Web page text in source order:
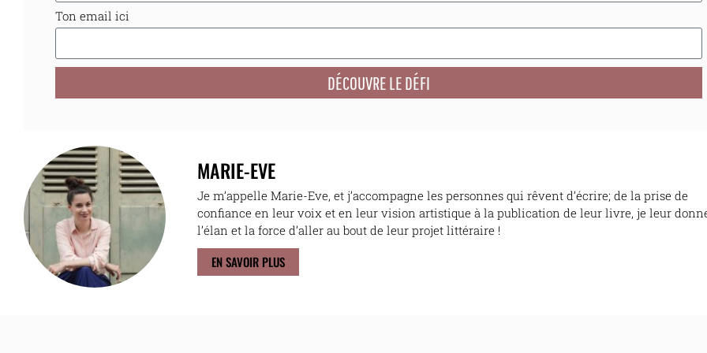
Ton email ici
DÉCOUVRE LE DÉFI
MARIE-EVE
Je m’appelle Marie-Eve, et j’accompagne les personnes qui rêvent d’écrire; de la prise de
confiance en leur voix et en leur vision artistique à la publication de leur livre, je leur
l’élan et la force d’aller au bout de leur projet littéraire !
EN SAVOIR PLUS